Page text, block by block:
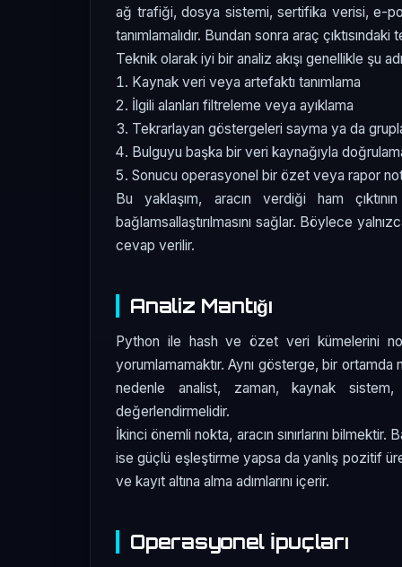
ağ trafiği, dosya sistemi, sertifika verisi, e-
tanımlamalıdır. Bundan sonra araç
Teknik olarak iyi bir analiz akışı genellikle şu
Kaynak veri veya artefaktı tanımlama
İlgili alanları filtreleme veya ayıklama
Tekrarlayan göstergeleri sayma ya da
Bulguyu başka bir veri kaynağıyla
Sonucu operasyonel bir özet veya rapor
Bu yaklaşım, aracın verdiği ham
bağlamsallaştırılmasını sağlar. Böylece
cevap verilir.
Analiz Mantığı
Python ile hash ve özet veri kümelerini
yorumlamamaktır. Aynı gösterge, bir
nedenle analist, zaman, kaynak
değerlendirmelidir.
İkinci önemli nokta, aracın sınırlarını
ise güçlü eşleştirme yapsa da yanlış pozitif
ve kayıt altına alma adımlarını içerir.
Operasyonel İpuçları